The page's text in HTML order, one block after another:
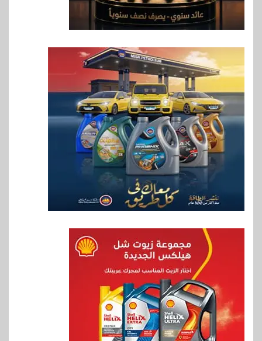
6
اقتصاد
رئيس مجلس القضاء الأعلى يوقّع
بروتوكول تعاون مع البريد لتقديم
خدمة الإعلان الإلكتروني المسجل
7 اخبار
RAKICT تعلن عن شراكة
استراتيجية مع MCS لإطلاق
محفظة التدريب الرسمية
لكاسبرسكي
8
بنك الإسكندرية يطلق الحساب
الجاري “ابدأ” اليومي
اخبار سيارات
شبكة لشحن المركبات الكهربائية